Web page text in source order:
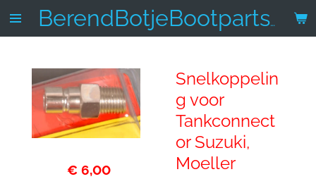
Ga
hoofdinhoud
BerendBotjeBootparts.nl
Snelkoppelin
g voor
Tankconnect
or Suzuki,
Moeller
€ 6,00